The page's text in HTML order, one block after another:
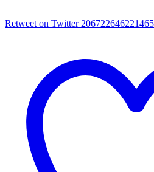
Retweet on Twitter